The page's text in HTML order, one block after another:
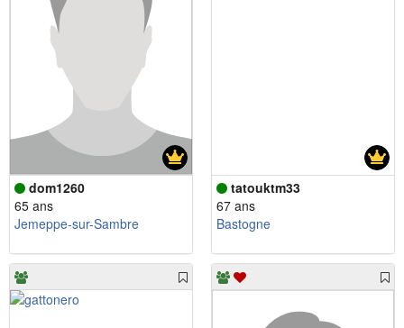
dom1260
65 ans
Jemeppe-sur-Sambre
tatouktm33
67 ans
Bastogne